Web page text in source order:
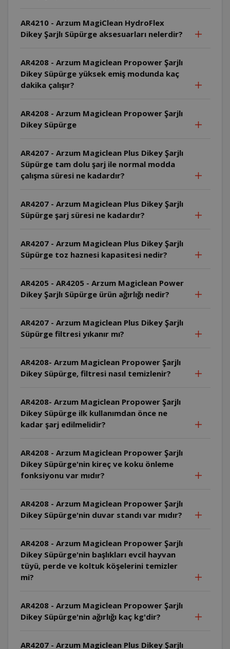
AR4210 - Arzum MagiClean HydroFlex
Dikey Şarjlı Süpürge aksesuarları nelerdir?
AR4208 - Arzum Magiclean Propower Şarjlı
Dikey Süpürge yüksek emiş modunda kaç
dakika çalışır?
AR4208 - Arzum Magiclean Propower Şarjlı
Dikey Süpürge
AR4207 - Arzum Magiclean Plus Dikey Şarjlı
Süpürge tam dolu şarj ile normal modda
çalışma süresi ne kadardır?
AR4207 - Arzum Magiclean Plus Dikey Şarjlı
Süpürge şarj süresi ne kadardır?
AR4207 - Arzum Magiclean Plus Dikey Şarjlı
Süpürge toz haznesi kapasitesi nedir?
AR4205 - AR4205 - Arzum Magiclean Power
Dikey Şarjlı Süpürge ürün ağırlığı nedir?
AR4207 - Arzum Magiclean Plus Dikey Şarjlı
Süpürge filtresi yıkanır mı?
AR4208- Arzum Magiclean Propower Şarjlı
Dikey Süpürge, filtresi nasıl temizlenir?
AR4208- Arzum Magiclean Propower Şarjlı
Dikey Süpürge ilk kullanımdan önce ne
kadar şarj edilmelidir?
AR4208 - Arzum Magiclean Propower Şarjlı
Dikey Süpürge'nin kireç ve koku önleme
fonksiyonu var mıdır?
AR4208 - Arzum Magiclean Propower Şarjlı
Dikey Süpürge'nin duvar standı var mıdır?
AR4208 - Arzum Magiclean Propower Şarjlı
Dikey Süpürge'nin başlıkları evcil hayvan
tüyü, perde ve koltuk köşelerini temizler
mi?
AR4208 - Arzum Magiclean Propower Şarjlı
Dikey Süpürge'nin ağırlığı kaç kg'dir?
AR4207 - Arzum Magiclean Plus Dikey Şarjlı